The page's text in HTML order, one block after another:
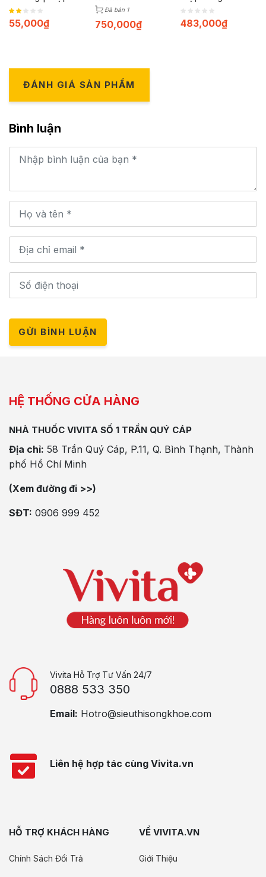
120 viên
55,000₫
Đã bán 1
750,000₫ 483,000₫
ĐÁNH GIÁ SẢN PHẨM
Bình luận
GỬI BÌNH LUẬN
HỆ THỐNG CỬA HÀNG
NHÀ THUỐC VIVITA SỐ 1 TRẦN QUÝ CÁP
Địa chỉ: 58 Trần Quý Cáp, P.11, Q. Bình Thạnh, Thành
phố Hồ Chí Minh
(Xem đường đi >>)
SĐT: 0906 999 452
Vivita Hỗ Trợ Tư Vấn 24/7
0888 533 350
Email: Hotro@sieuthisongkhoe.com
Liên hệ hợp tác cùng Vivita.vn
HỖ TRỢ KHÁCH HÀNG
Chính Sách Đổi Trả
VỀ VIVITA.VN
Giới Thiệu